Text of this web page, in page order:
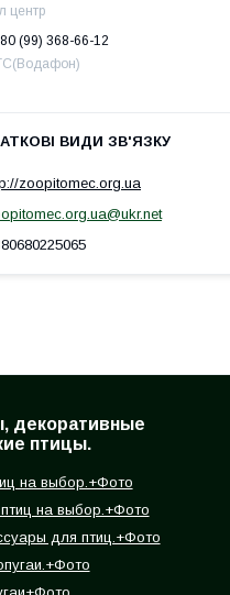
центр
(99) 368-66-12
zoopitomec.org.ua
декоративные
птицы.
на выбор.+Фото
на выбор.+Фото
для птиц.+Фото